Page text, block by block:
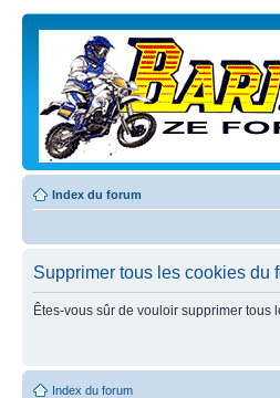
Index du forum
Supprimer tous les cookies du
Êtes-vous sûr de vouloir supprimer tous
Index du forum